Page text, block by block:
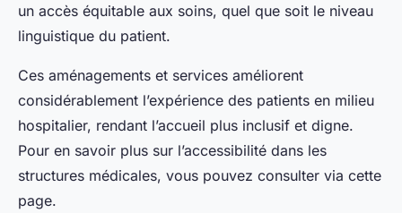
un accès équitable aux soins, quel que soit le niveau
linguistique du patient.
Ces aménagements et services améliorent
considérablement l’expérience des patients en milieu
hospitalier, rendant l’accueil plus inclusif et digne.
Pour en savoir plus sur l’accessibilité dans les
structures médicales, vous pouvez consulter via cette
page.